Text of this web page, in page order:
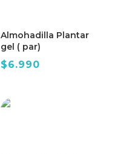
Almohadilla Plantar
gel ( par)
$6.990